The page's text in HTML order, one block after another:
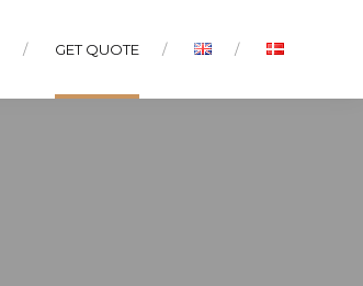
GET QUOTE